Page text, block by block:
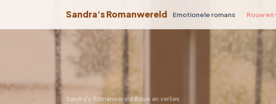
Sandra's Romanwereld Emotionele romans Rouw en
Sandra's Romanwereld›Rouw en verlies